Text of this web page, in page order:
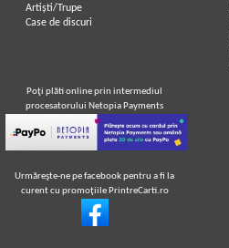
Artiști/Trupe
Case de discuri
Poţi plăti online prin intermediul
procesatorului Netopia Payments
Urmăreşte-ne pe facebook pentru a fi la
curent cu promoţiile PrintreCarti.ro